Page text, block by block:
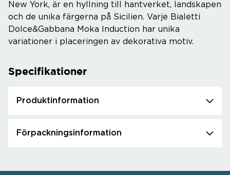
New York, är en hyllning till hantverket, landskapen
och de unika färgerna på Sicilien. Varje Bialetti
Dolce&Gabbana Moka Induction har unika
variationer i placeringen av dekorativa motiv.
Specifikationer
Produktinformation
Förpackningsinformation